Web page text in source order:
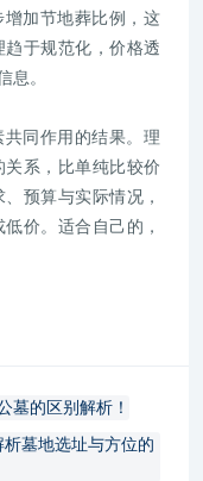
加节地葬比例，这
于规范化，价格透
息。
同作用的结果。理
系，比单纯比较价
预算与实际情况，
价。适合自己的，
墓的区别解析！
墓地选址与方位的